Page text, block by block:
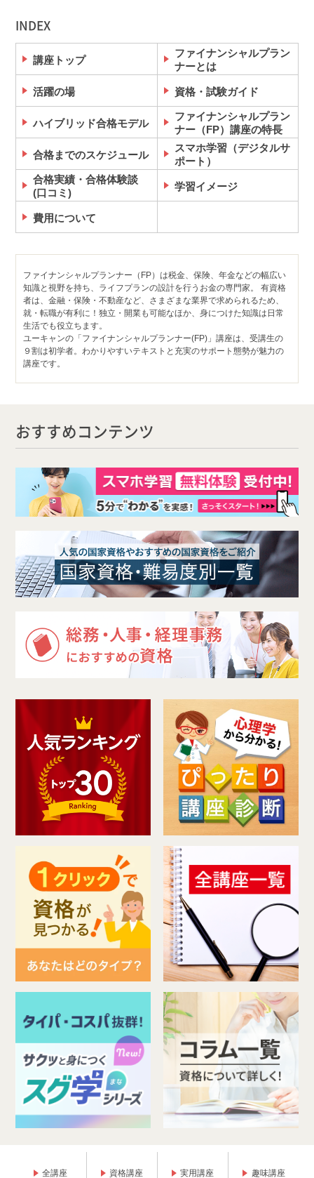
INDEX
講座トップ
ファイナンシャルプラン
ナーとは
活躍の場 資格・試験ガイド
ハイブリッド合格モデル
ファイナンシャルプラン
ナー（FP）講座の特長
合格までのスケジュール
スマホ学習（デジタルサ
ポート）
合格実績・合格体験談
(口コミ)
学習イメージ
費用について
ファイナンシャルプランナー（FP）は税金、保険、年金などの幅広い
知識と視野を持ち、ライフプランの設計を行うお金の専門家。 有資格
者は、金融・保険・不動産など、さまざまな業界で求められるため、
就・転職が有利に！独立・開業も可能なほか、身につけた知識は日常
生活でも役立ちます。
ユーキャンの「ファイナンシャルプランナー(FP)」講座は、受講生の
９割は初学者。わかりやすいテキストと充実のサポート態勢が魅力の
講座です。
おすすめコンテンツ
全講座 資格講座 実用講座 趣味講座